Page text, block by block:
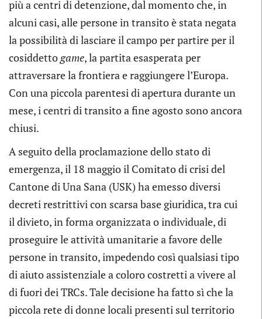
più a centri di detenzione, dal momento che, in
alcuni casi, alle persone in transito è stata negata
la possibilità di lasciare il campo per partire per il
cosiddettogame, la partita esasperata per
attraversare la frontiera e raggiungere l’Europa.
Con una piccola parentesi di apertura durante un
mese, i centri di transito a fine agosto sono ancora
chiusi.
A seguito della proclamazione dello stato di
emergenza, il 18 maggio il Comitato di crisi del
Cantone di Una Sana (USK) ha emesso diversi
decreti restrittivi con scarsa base giuridica, tra cui
il divieto, in forma organizzata o individuale, di
proseguire le attività umanitarie a favore delle
persone in transito, impedendo così qualsiasi tipo
di aiuto assistenziale a coloro costretti a vivere al
di fuori dei TRCs. Tale decisione ha fatto sì che la
piccola rete di donne locali presenti sul territorio